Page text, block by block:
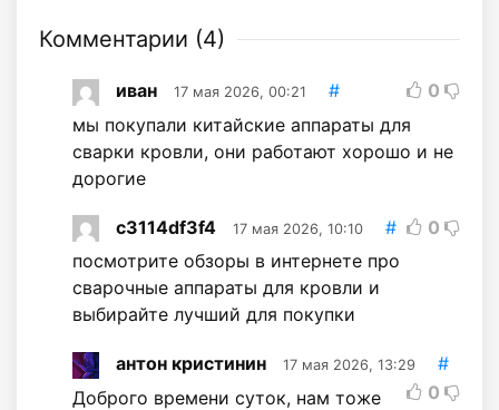
Комментарии (4)
иван 17 мая 2026, 00:21 #
0
мы покупали китайские аппараты для
сварки кровли, они работают хорошо и не
дорогие
c3114df3f4 17 мая 2026, 10:10 #
0
посмотрите обзоры в интернете про
сварочные аппараты для кровли и
выбирайте лучший для покупки
антон кристинин 17 мая 2026, 13:29
#
0
Доброго времени суток, нам тоже